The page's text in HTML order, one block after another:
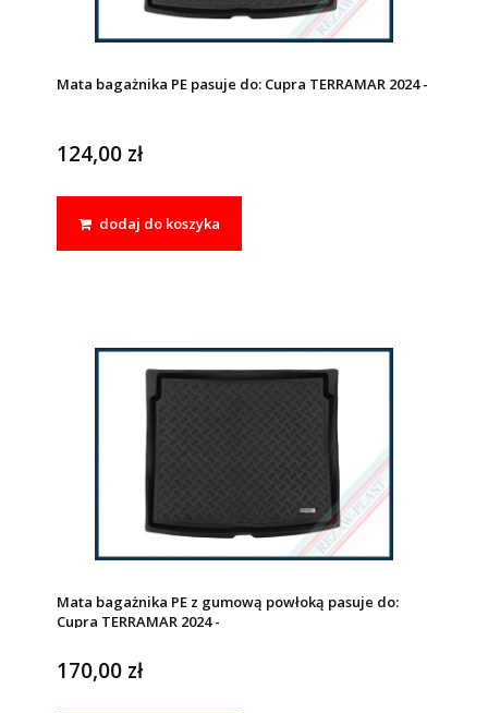
Mata bagażnika PE pasuje do: Cupra TERRAMAR 2024 -
124,00 zł
dodaj do koszyka
Mata bagażnika PE z gumową powłoką pasuje do:
Cupra TERRAMAR 2024 -
170,00 zł